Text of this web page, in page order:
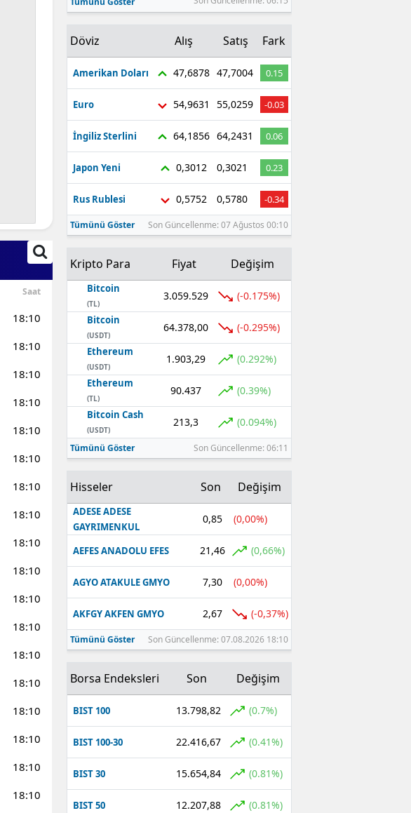
Saat
18:10
18:10
18:10
18:10
18:10
18:10
18:10
18:10
18:10
18:10
18:10
18:10
18:10
18:10
18:10
18:10
18:10
18:10
Döviz Alış Satış Fark
Amerikan Doları 47,6878 47,7004 0.15
Euro 54,9631 55,0259 -0.03
İngiliz Sterlini 64,1856 64,2431 0.06
Japon Yeni 0,3012 0,3021 0.23
Rus Rublesi 0,5752 0,5780 -0.34
Tümünü Göster Son Güncellenme: 07 Ağustos 00:10
Kripto Para Fiyat Değişim
Bitcoin
(TL)
3.059.529 (-0.175%)
Bitcoin
(USDT)
64.378,00 (-0.295%)
Ethereum
(USDT)
1.903,29 (0.292%)
Ethereum
(TL)
90.437 (0.39%)
Bitcoin Cash
(USDT)
213,3 (0.094%)
Tümünü Göster Son Güncellenme: 06:11
Hisseler Son Değişim
ADESE ADESE
GAYRIMENKUL
0,85 (0,00%)
AEFES ANADOLU EFES 21,46 (0,66%)
AGYO ATAKULE GMYO 7,30 (0,00%)
AKFGY AKFEN GMYO 2,67 (-0,37%)
Tümünü Göster Son Güncellenme: 07.08.2026 18:10
Borsa Endeksleri Son Değişim
BIST 100 13.798,82 (0.7%)
BIST 100-30 22.416,67 (0.41%)
BIST 30 15.654,84 (0.81%)
BIST 50 12.207,88 (0.81%)